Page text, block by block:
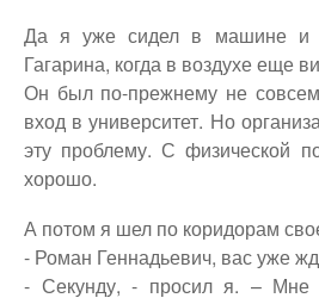
Да я уже сидел в машине и
Гагарина, когда в воздухе еще
Он был по-прежнему не
вход в университет. Но
эту проблему. С физической
хорошо.
А потом я шел по коридорам
- Роман Геннадьевич, вас уже
- Секунду, - просил я. – Мне